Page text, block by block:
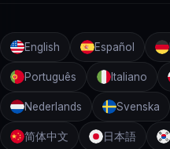
English Español
Português Italiano
Nederlands Svenska
简体中文 日本語